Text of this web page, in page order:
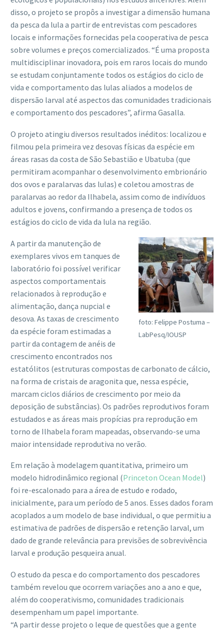
disso, o projeto se propôs a investigar a dimensão humana
da pesca da lula a partir de entrevistas com pescadores
locais e informações fornecidas pela cooperativa de pesca
sobre volumes e preços comercializados. “É uma proposta
multidisciplinar inovadora, pois em raros locais do mundo
se estudam conjuntamente todos os estágios do ciclo de
vida e comportamento das lulas aliados a modelos de
dispersão larval até aspectos das comunidades tradicionais
e comportamento dos pescadores”, afirma Gasalla.
O projeto atingiu diversos resultados inéditos: localizou e
filmou pela primeira vez desovas físicas da espécie em
áreas rasas da costa de São Sebastião e Ubatuba (que
permitiram acompanhar o desenvolvimento embrionário
dos ovos e paralarvas das lulas) e coletou amostras de
paralarvas ao redor da Ilhabela, assim como de indivíduos
adultos e jovens, confirmando a presença de todos os
estágios do ciclo de vida da lula na região.
foto: Felippe Postuma –
LabPesq/IOUSP
A partir da manutenção de
exemplares vivos em tanques de
laboratório foi possível verificar
aspectos comportamentais
relacionados à reprodução e
alimentação, dança nupcial e
desova. As taxas de crescimento
da espécie foram estimadas a
partir da contagem de anéis de
crescimento encontrados nos
estatólitos (estruturas compostas de carbonato de cálcio,
na forma de cristais de aragonita que, nessa espécie,
marcam ciclos diários de crescimento por meio da
deposição de substâncias). Os padrões reprodutivos foram
estudados e as áreas mais propícias pra reprodução em
torno de Ilhabela foram mapeadas, observando-se uma
maior intensidade reprodutiva no verão.
Em relação à modelagem quantitativa, primeiro um
modelo hidrodinâmico regional (Princeton Ocean Model)
foi re-escalonado para a área de estudo e rodado,
inicialmente, para um período de 5 anos. Esses dados foram
acoplados a um modelo de base individual, o que permitiu a
estimativa de padrões de dispersão e retenção larval, um
dado de grande relevância para previsões de sobrevivência
larval e produção pesqueira anual.
O estudo da pesca e do comportamento dos pescadores
também revelou que ocorrem variações ano a ano e que,
além do cooperativismo, comunidades tradicionais
desempenham um papel importante.
“A partir desse projeto o leque de questões que a gente